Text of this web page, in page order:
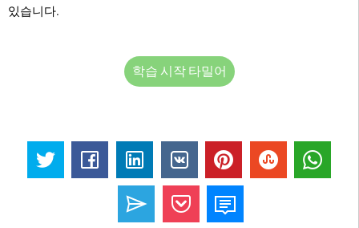
있습니다.
학습 시작 타밀어